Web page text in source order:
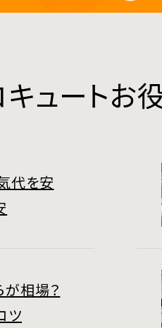
ュートお
代を安
が相場？
ツ